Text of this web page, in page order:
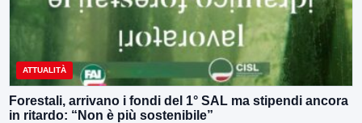
ATTUALITÀ
Forestali, arrivano i fondi del 1° SAL ma stipendi ancora
in ritardo: “Non è più sostenibile”